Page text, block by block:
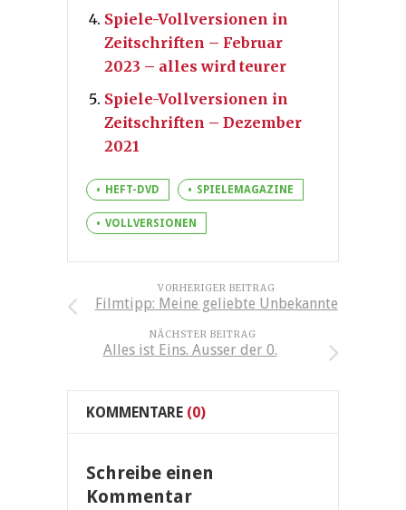
Spiele-Vollversionen in
Zeitschriften – Februar
2023 – alles wird teurer
Spiele-Vollversionen in
Zeitschriften – Dezember
2021
HEFT-DVD SPIELEMAGAZINE
VOLLVERSIONEN
VORHERIGER BEITRAG
Filmtipp: Meine geliebte Unbekannte
NÄCHSTER BEITRAG
Alles ist Eins. Ausser der 0.
KOMMENTARE (0)
Schreibe einen
Kommentar